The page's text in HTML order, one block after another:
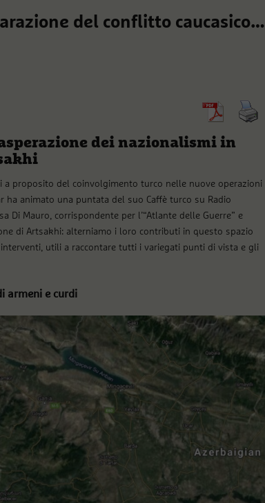
del conflitto caucasico…
dei nazionalismi in
a proposito del coinvolgimento turco nelle nuove operazioni
ha animato una puntata del suo Caffè turco su Radio
Di Mauro, corrispondente per l’“Atlante delle Guerre” e
di Artsakhi: alterniamo i loro contributi in questo spazio
utili a raccontare tutti i variegati punti di vista e gli
armeni e curdi